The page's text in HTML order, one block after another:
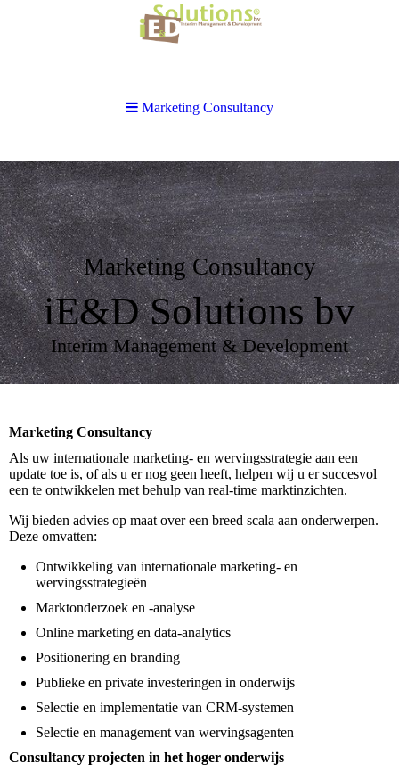
Marketing Consultancy
iE&D Solutions bv
Interim Management & Development
Marketing Consultancy
Als uw internationale marketing- en wervingsstrategie aan een
update toe is, of als u er nog geen heeft, helpen wij u er succesvol
een te ontwikkelen met behulp van real-time marktinzichten.
Wij bieden advies op maat over een breed scala aan onderwerpen.
Deze omvatten:
Ontwikkeling van internationale marketing- en
wervingsstrategieën
Marktonderzoek en -analyse
Online marketing en data-analytics
Positionering en branding
Publieke en private investeringen in onderwijs
Selectie en implementatie van CRM-systemen
Selectie en management van wervingsagenten
Consultancy projecten in het hoger onderwijs
Marketing Consultancy